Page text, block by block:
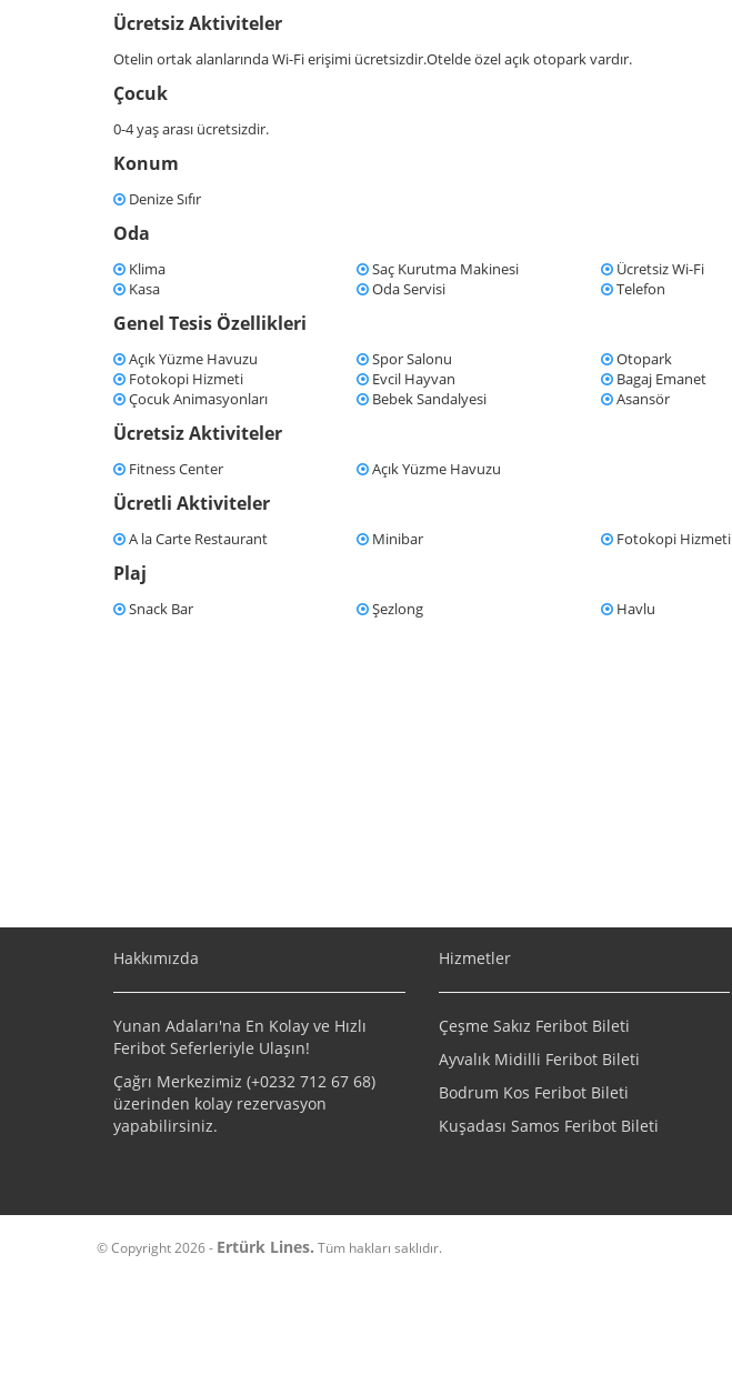
Ücretsiz Aktiviteler
Otelin ortak alanlarında Wi-Fi erişimi ücretsizdir.Otelde özel açık otopark vardır.
Çocuk
0-4 yaş arası ücretsizdir.
Konum
Denize Sıfır
Oda
Klima Saç Kurutma Makinesi Ücretsiz Wi-Fi
Kasa
Oda Servisi Telefon
Genel Tesis Özellikleri
Açık Yüzme Havuzu Spor Salonu Otopark
Fotokopi Hizmeti
Evcil Hayvan Bagaj Emanet
Çocuk Animasyonları
Bebek Sandalyesi Asansör
Ücretsiz Aktiviteler
Fitness Center Açık Yüzme Havuzu
Ücretli Aktiviteler
A la Carte Restaurant Minibar Fotokopi Hizmeti
Plaj
Snack Bar Şezlong Havlu
Hakkımızda
Yunan Adaları'na En Kolay ve Hızlı
Feribot Seferleriyle Ulaşın!
Çağrı Merkezimiz (+0232 712 67 68)
üzerinden kolay rezervasyon
yapabilirsiniz.
Hizmetler
Çeşme Sakız Feribot Bileti
Ayvalık Midilli Feribot Bileti
Bodrum Kos Feribot Bileti
Kuşadası Samos Feribot Bileti
© Copyright 2026 - Ertürk Lines. Tüm hakları saklıdır.